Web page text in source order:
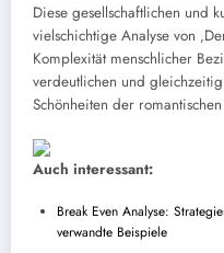
Diese gesellschaftlichen und
vielschichtige Analyse von
Komplexität menschlicher
verdeutlichen und
Schönheiten der
Auch interessant:
Break Even Analyse:
verwandte Beispiele